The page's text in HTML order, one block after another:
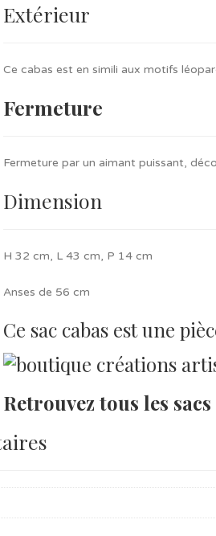
Extérieur
Ce cabas est en simili aux motifs
Fermeture
Fermeture par un aimant puissant,
Dimension
H 32 cm, L 43 cm, P 14 cm
Anses de 56 cm
Ce sac cabas est une
Retrouvez tous les